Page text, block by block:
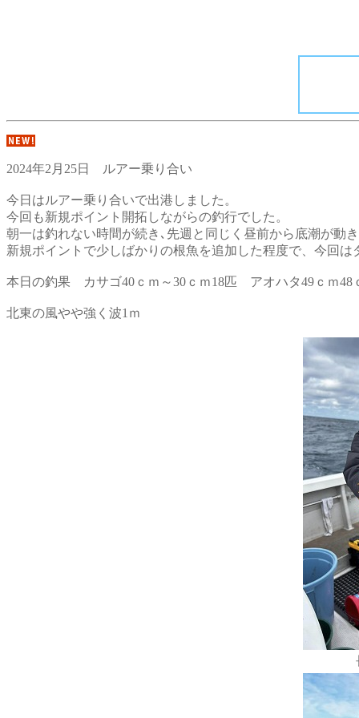
2024年2月25日 ルアー乗り合い
今日はルアー乗り合いで出港しました。
今回も新規ポイント開拓しながらの釣行でした。
朝一は釣れない時間が続き､先週と同じく昼前から底潮が動
新規ポイントで少しばかりの根魚を追加した程度で、今回は
本日の釣果 カサゴ40ｃｍ～30ｃｍ18匹 アオハタ49ｃｍ
北東の風やや強く波1ｍ